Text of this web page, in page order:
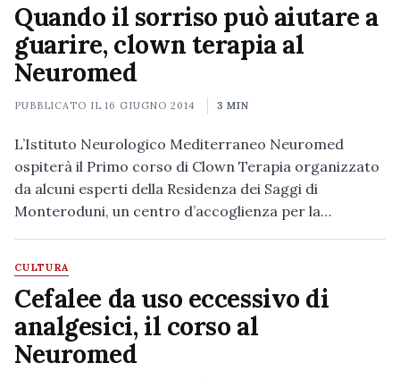
Quando il sorriso può aiutare a
guarire, clown terapia al
Neuromed
PUBBLICATO IL16 GIUGNO 2014 3 MIN
L’Istituto Neurologico Mediterraneo Neuromed
ospiterà il Primo corso di Clown Terapia organizzato
da alcuni esperti della Residenza dei Saggi di
Monteroduni, un centro d’accoglienza per la…
CULTURA
Cefalee da uso eccessivo di
analgesici, il corso al
Neuromed